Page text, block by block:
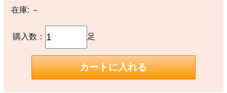
在庫: －
購入数： 足